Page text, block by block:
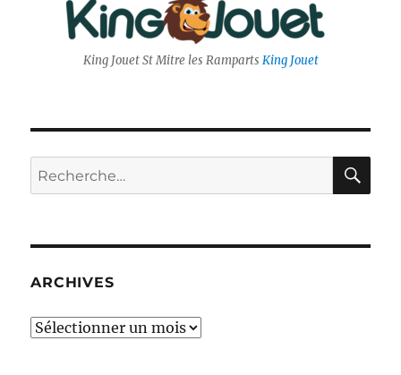
King Jouet St Mitre les Ramparts King Jouet
Recherche
pour :
ARCHIVES
Archives